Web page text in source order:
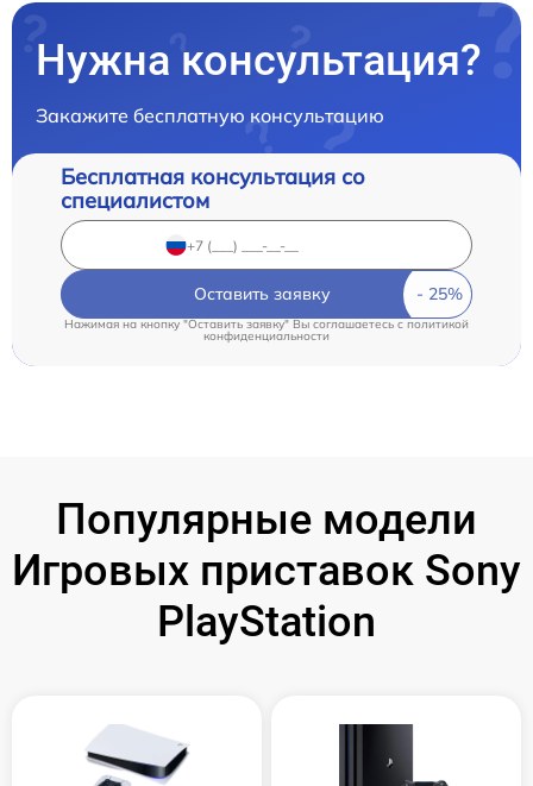
Нужна консультация?
Закажите бесплатную консультацию
Бесплатная консультация со
специалистом
Оставить заявку
Нажимая на кнопку "Оставить заявку" Вы соглашаетесь cполитикой
конфиденциальности
Популярные модели
Игровых приставок Sony
PlayStation